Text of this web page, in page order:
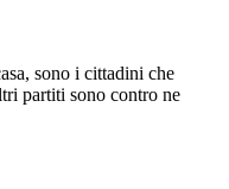
sono i cittadini che
partiti sono contro ne